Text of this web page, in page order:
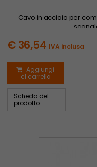
Cavo in acciaio per
€ 36,54 IVA inclusa
Aggiungi
al carrello
Scheda del
prodotto